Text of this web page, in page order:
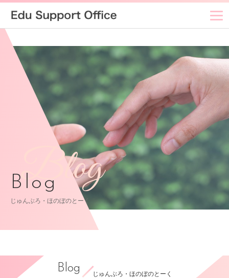
Blog
Blog
じゅんぶろ・ほのぼのとーく
Blog
じゅんぶろ・ほのぼのとーく